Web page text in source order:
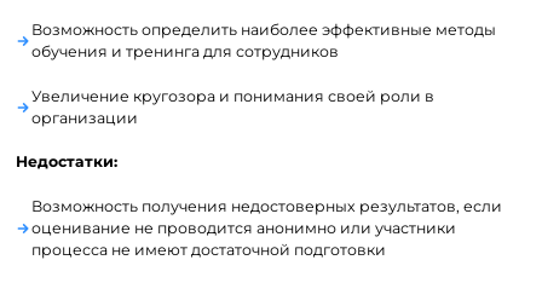
Возможность определить наиболее эффективные методы
обучения и тренинга для сотрудников
Увеличение кругозора и понимания своей роли в
организации
Недостатки:
Возможность получения недостоверных результатов, если
оценивание не проводится анонимно или участники
процесса не имеют достаточной подготовки